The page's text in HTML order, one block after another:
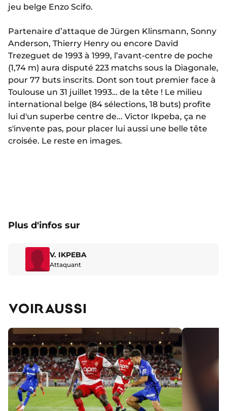
jeu belge Enzo Scifo.
Partenaire d’attaque de Jürgen Klinsmann, Sonny
Anderson, Thierry Henry ou encore David
Trezeguet de 1993 à 1999, l’avant-centre de poche
(1,74 m) aura disputé 223 matchs sous la Diagonale,
pour 77 buts inscrits. Dont son tout premier face à
Toulouse un 31 juillet 1993… de la tête ! Le milieu
international belge (84 sélections, 18 buts) profite
lui d'un superbe centre de... Victor Ikpeba, ça ne
s'invente pas, pour placer lui aussi une belle tête
croisée. Le reste en images.
Plus d'infos sur
V. IKPEBA
Attaquant
VOIR AUSSI